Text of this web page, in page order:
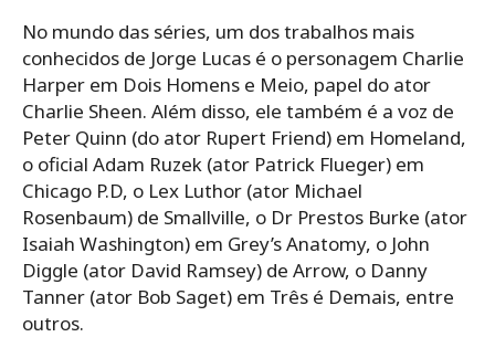
No mundo das séries, um dos trabalhos mais
conhecidos de Jorge Lucas é o personagem Charlie
Harper em Dois Homens e Meio, papel do ator
Charlie Sheen. Além disso, ele também é a voz de
Peter Quinn (do ator Rupert Friend) em Homeland,
o oficial Adam Ruzek (ator Patrick Flueger) em
Chicago P.D, o Lex Luthor (ator Michael
Rosenbaum) de Smallville, o Dr Prestos Burke (ator
Isaiah Washington) em Grey’s Anatomy, o John
Diggle (ator David Ramsey) de Arrow, o Danny
Tanner (ator Bob Saget) em Três é Demais, entre
outros.